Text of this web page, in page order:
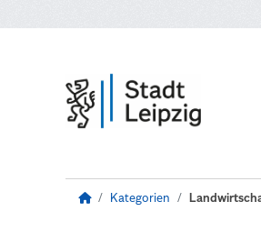
Kategorien